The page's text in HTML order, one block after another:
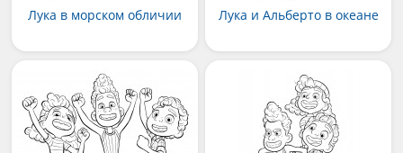
Лука в морском обличии Лука и Альберто в океане